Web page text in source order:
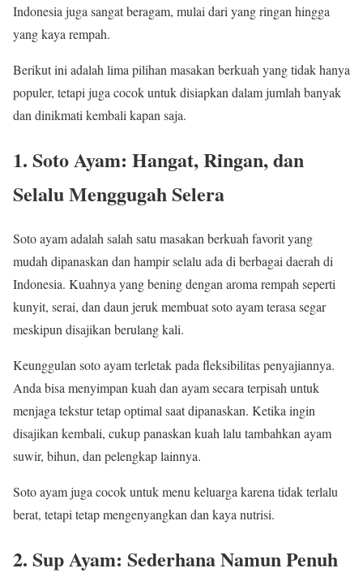
Indonesia juga sangat beragam, mulai dari yang ringan hingga
yang kaya rempah.
Berikut ini adalah lima pilihan masakan berkuah yang tidak hanya
populer, tetapi juga cocok untuk disiapkan dalam jumlah banyak
dan dinikmati kembali kapan saja.
1. Soto Ayam: Hangat, Ringan, dan
Selalu Menggugah Selera
Soto ayam adalah salah satu masakan berkuah favorit yang
mudah dipanaskan dan hampir selalu ada di berbagai daerah di
Indonesia. Kuahnya yang bening dengan aroma rempah seperti
kunyit, serai, dan daun jeruk membuat soto ayam terasa segar
meskipun disajikan berulang kali.
Keunggulan soto ayam terletak pada fleksibilitas penyajiannya.
Anda bisa menyimpan kuah dan ayam secara terpisah untuk
menjaga tekstur tetap optimal saat dipanaskan. Ketika ingin
disajikan kembali, cukup panaskan kuah lalu tambahkan ayam
suwir, bihun, dan pelengkap lainnya.
Soto ayam juga cocok untuk menu keluarga karena tidak terlalu
berat, tetapi tetap mengenyangkan dan kaya nutrisi.
2. Sup Ayam: Sederhana Namun Penuh